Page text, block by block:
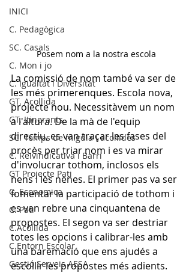
INICI
C. Pedagògica
SC. Casals
C. Mon i jo
C. Igualtat i Diversitat
GT. Acollida
GT. Itinerants
SC. Temps de migdia i acollides
C. Reivindicativa i Barri
GT Projecte Pati
C. Economica
C. Pati
C.Acollida
C.Entorn Escolar
Gestió Serveis AESA
Posem nom a la nostra escola
La comissió de nom també va ser de
les més primerenques. Escola nova,
projecte nou. Necessitàvem un nom
a l'altura. De la mà de l'equip
directiu, es van traçar les fases del
procès per triar nom i es va mirar
d'involucrar tothom, inclosos els
nens i les nenes. El primer pas va ser
fomentar la participació de tothom i
es van rebre una cinquantena de
propostes. El segon va ser destriar
totes les opcions i calibrar-les amb
una baremació que ens ajudés a
escollir les propostes més adients.